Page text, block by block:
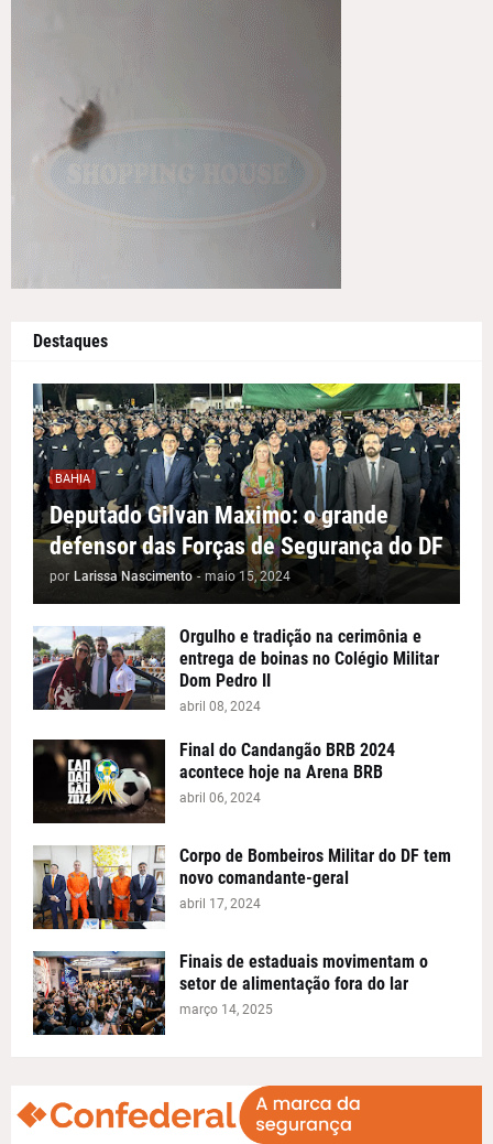
Destaques
BAHIA
Deputado Gilvan Maximo: o grande
defensor das Forças de Segurança do DF
por Larissa Nascimento - maio 15, 2024
Orgulho e tradição na cerimônia e
entrega de boinas no Colégio Militar
Dom Pedro II
abril 08, 2024
Final do Candangão BRB 2024
acontece hoje na Arena BRB
abril 06, 2024
Corpo de Bombeiros Militar do DF tem
novo comandante-geral
abril 17, 2024
Finais de estaduais movimentam o
setor de alimentação fora do lar
março 14, 2025